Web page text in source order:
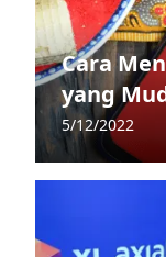
Cara
yang
5/12/2022